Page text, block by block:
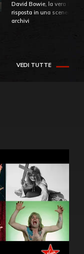
David Bowie, la vera
risposta in una
archivi
VEDI TUTTE